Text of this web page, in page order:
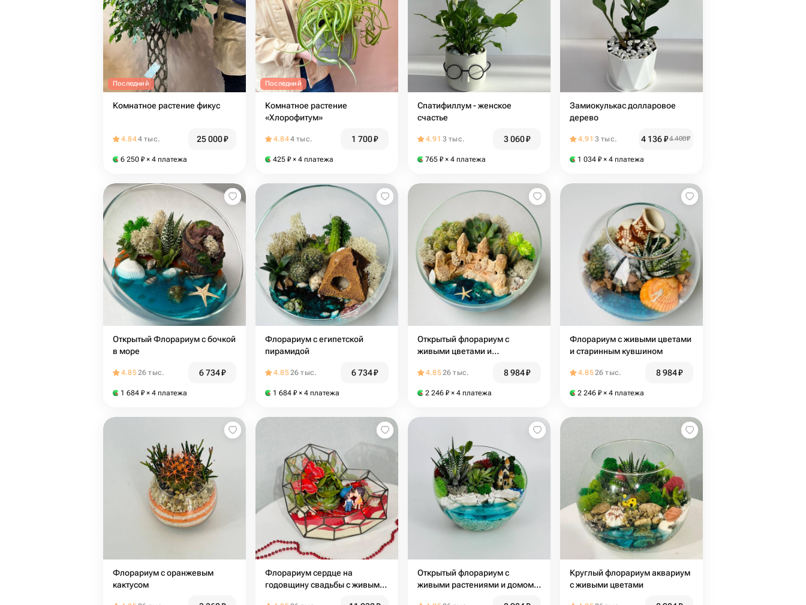
Последний
Комнатное растение фикус
4.844 тыс. 25 000₽
6 250 ₽ × 4 платежа
Последний
Комнатное растение
«Хлорофитум»
4.844 тыс. 1 700₽
425 ₽ × 4 платежа
Спатифиллум - женское
счастье
4.91 3 тыс. 3 060₽
765 ₽ × 4 платежа
Замиокулькас долларовое
дерево
4.91 3 тыс. 4 136₽4 400₽
1 034 ₽ × 4 платежа
Открытый Флорариум с бочкой
в море
4.8526 тыс. 6 734₽
1 684 ₽ × 4 платежа
Флорариум с египетской
пирамидой
4.8526 тыс. 6 734₽
1 684 ₽ × 4 платежа
Открытый флорариум с
живыми цветами и
4.8526 тыс. 8 984₽
2 246 ₽ × 4 платежа
Флорариум с живыми цветами
и старинным кувшином
4.8526 тыс. 8 984₽
2 246 ₽ × 4 платежа
Флорариум с оранжевым
кактусом
Флорариум сердце на
годовщину свадьбы с живыми
Открытый флорариум с
живыми растениями и домом
Круглый флорариум аквариум
с живыми цветами